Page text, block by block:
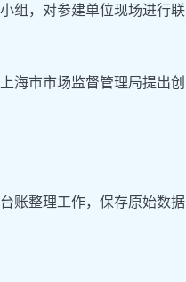
组，对参建单位现场进行联
海市市场监督管理局提出创
账整理工作，保存原始数据